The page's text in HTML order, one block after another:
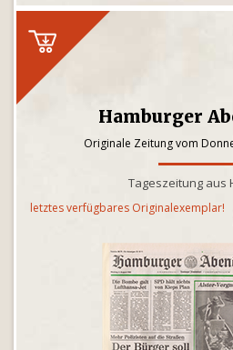
Hamburger
Originale Zeitung vom
Tageszeitung aus
letztes verfügbares Originalexemplar!